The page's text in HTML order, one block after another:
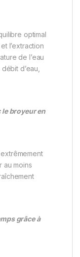
optimal
l’extraction
de l’eau
d’eau,
le broyeur en
au moins
grâce à